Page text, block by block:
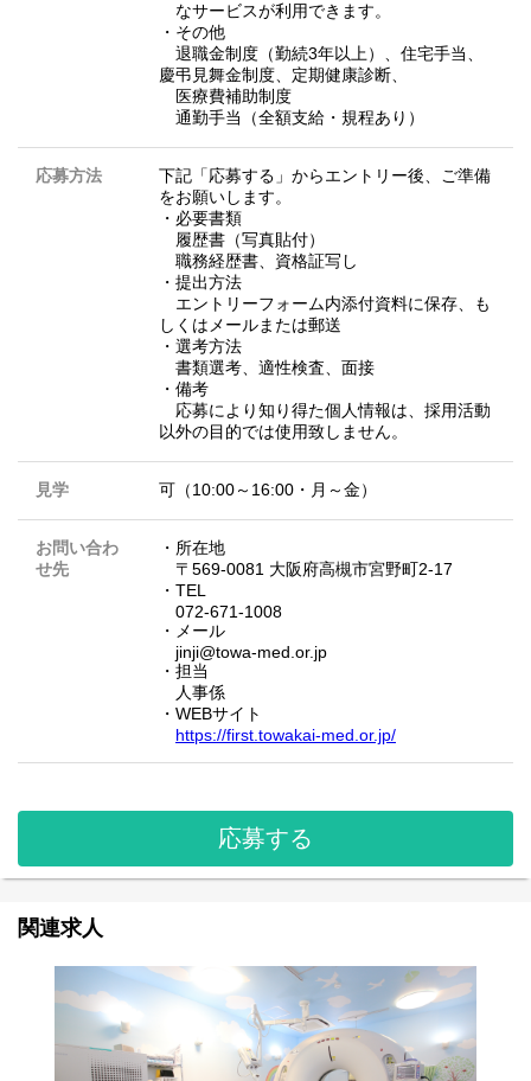
なサービスが利用できます。
・その他
退職金制度（勤続3年以上）、住宅手当、
慶弔見舞金制度、定期健康診断、
医療費補助制度
通勤手当（全額支給・規程あり）
応募方法
下記「応募する」からエントリー後、ご準備
をお願いします。
・必要書類
履歴書（写真貼付）
職務経歴書、資格証写し
・提出方法
エントリーフォーム内添付資料に保存、も
しくはメールまたは郵送
・選考方法
書類選考、適性検査、面接
・備考
応募により知り得た個人情報は、採用活動
以外の目的では使用致しません。
見学 可（10:00～16:00・月～金）
お問い合わ
せ先
・所在地
〒569-0081 大阪府高槻市宮野町2-17
・TEL
072-671-1008
・メール
jinji@towa-med.or.jp
・担当
人事係
・WEBサイト
https://first.towakai-med.or.jp/
応募する
関連求人